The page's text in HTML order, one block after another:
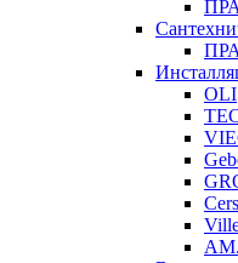
OLI